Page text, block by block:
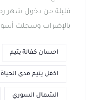
قليلة من دخول شهر
بالإضراب وسجلت
احسان كفالة يتيم
اكفل يتيم مدى الحياة
الشمال السوري